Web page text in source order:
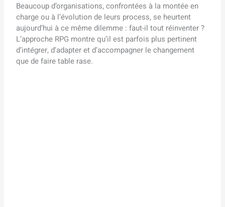
Beaucoup d’organisations, confrontées à la montée en
charge ou à l’évolution de leurs process, se heurtent
aujourd’hui à ce même dilemme : faut-il tout réinventer ?
L’approche RPG montre qu’il est parfois plus pertinent
d’intégrer, d’adapter et d’accompagner le changement
que de faire table rase.